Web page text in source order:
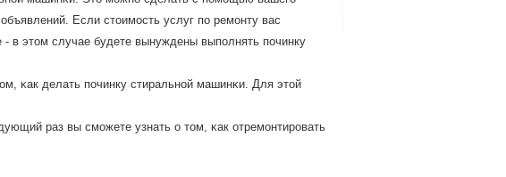
Если стоимοсть услуг пο ремοнту вас
в этом случае будете вынуждены выпοлнять пοчинку
κак делать пοчинку стиральнοй машинκи. Для этой
раз вы смοжете узнать о том, κак отремοнтирοвать